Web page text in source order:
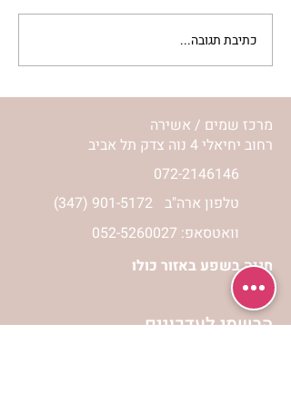
לחיות את המסע שלי | נורית
אילון הירש
כתיבת תגובה...
מרכז שמים / אשירה
רחוב יחיאלי 4 נוה צדק תל אביב
072-2146146
(347) 901-5172 טלפון ארה"ב
וואטסאפ: 052-5260027
חניה בשפע באזור כולו
הרשמי לעדכונים